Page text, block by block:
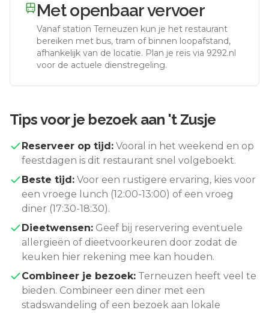
Met openbaar vervoer
Vanaf station Terneuzen kun je het restaurant
bereiken met bus, tram of binnen loopafstand,
afhankelijk van de locatie. Plan je reis via 9292.nl
voor de actuele dienstregeling.
Tips voor je bezoek aan 't Zusje
Reserveer op tijd: Vooral in het weekend en op
feestdagen is dit restaurant snel volgeboekt.
Beste tijd: Voor een rustigere ervaring, kies voor
een vroege lunch (12:00-13:00) of een vroeg
diner (17:30-18:30).
Dieetwensen: Geef bij reservering eventuele
allergieën of dieetvoorkeuren door zodat de
keuken hier rekening mee kan houden.
Combineer je bezoek: Terneuzen heeft veel te
bieden. Combineer een diner met een
stadswandeling of een bezoek aan lokale